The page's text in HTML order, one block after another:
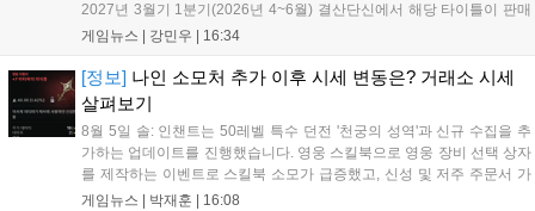
2027년 3월기 1분기(2026년 4~6월) 결산단신에서 해당 타이틀이 판매
를 크게 늘렸다고 밝혔다. 4월 16일 발매된 이 작품은 약 2개월 반 만에
게임뉴스 | 강민우 16:34
[정보] 나인 소모처 추가 이후 시세 변동은? 거래소 시세
살펴보기
8월 5일 솔: 인챈트는 50레벨 특수 던전 '천궁의 성역'과 신규 수집을 추
가하는 업데이트를 진행했습니다. 영웅 스킬북으로 영웅 장비 선택 상자
를 제작하는 이벤트로 스킬북 소모가 급증했고, 신성 및 저주 주문서 가
격은 소폭 상승했습니다. 나인 코어 시세는 보합세를 유지 중이며, 신의
게임뉴스 | 박재훈 16:08